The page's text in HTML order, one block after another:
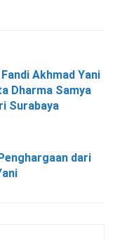
Akhmad Yani
Dharma Samya
Surabaya
dari